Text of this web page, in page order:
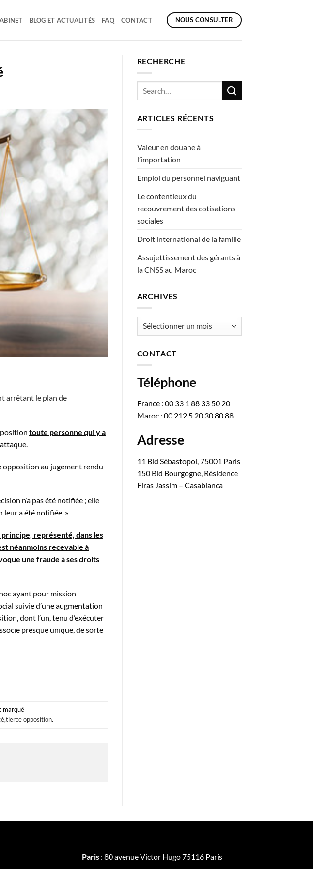
BLOG ET ACTUALITÉS FAQ CONTACT NOUS CONSULTER
arrêtant le plan de
toute personne qui y a
opposition au jugement rendu
n’a pas été notifiée ; elle
leur a été notifiée. »
principe, représenté, dans les
néanmoins recevable à
une fraude à ses droits
ayant pour mission
suivie d’une augmentation
dont l’un, tenu d’exécuter
presque unique, de sorte
marqué
,tierce opposition.
RECHERCHE
ARTICLES RÉCENTS
Valeur en douane à
l’importation
Emploi du personnel naviguant
Le contentieux du
recouvrement des cotisations
sociales
Droit international de la famille
Assujettissement des gérants à
la CNSS au Maroc
ARCHIVES
Archives
CONTACT
Téléphone
France : 00 33 1 88 33 50 20
Maroc : 00 212 5 20 30 80 88
Adresse
11 Bld Sébastopol, 75001 Paris
150 Bld Bourgogne, Résidence
Firas Jassim – Casablanca
Paris : 80 avenue Victor Hugo 75116 Paris